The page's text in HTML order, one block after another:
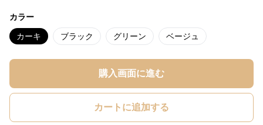
カラー
カーキ ブラック グリーン ベージュ
購入画面に進む
カートに追加する